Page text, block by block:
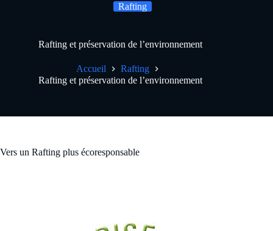
Rafting
Rafting et préservation de l’environnement
Accueil
Rafting
Rafting et préservation de l’environnement
Vers un Rafting plus écoresponsable